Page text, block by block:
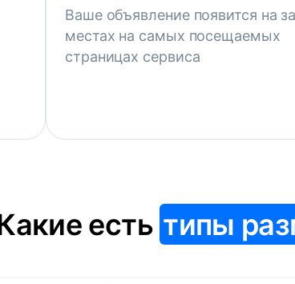
Ваше объявление появится на
местах на самых посещаемых
страницах сервиса
есть типы